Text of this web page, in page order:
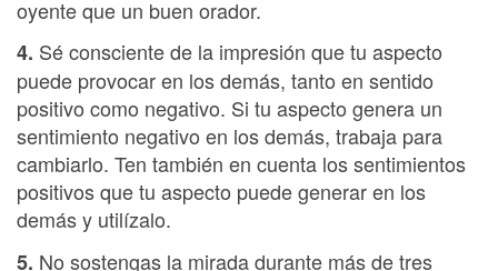
oyente que un buen orador.
4. Sé consciente de la impresión que tu aspecto
puede provocar en los demás, tanto en sentido
positivo como negativo. Si tu aspecto genera un
sentimiento negativo en los demás, trabaja para
cambiarlo. Ten también en cuenta los sentimientos
positivos que tu aspecto puede generar en los
demás y utilízalo.
5. No sostengas la mirada durante más de tres